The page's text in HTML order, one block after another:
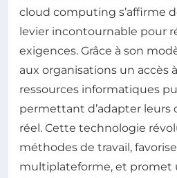
cloud computing s’affirme
levier incontournable pour
exigences. Grâce à son
aux organisations un accès
ressources informatiques
permettant d’adapter leurs
réel. Cette technologie
méthodes de travail,
multiplateforme, et promet